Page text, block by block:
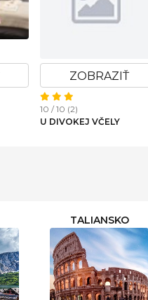
ZOBRAZIŤ
10 / 10 (2)
U DIVOKEJ VČELY
TALIANSKO